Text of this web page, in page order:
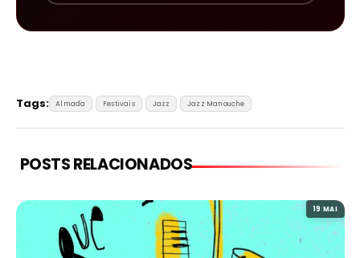
Tags: Almada Festivais Jazz Jazz Manouche
POSTS RELACIONADOS
19 MAI